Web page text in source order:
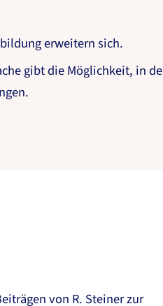
erweitern sich.
gibt die Möglichkeit, in
von R. Steiner zur